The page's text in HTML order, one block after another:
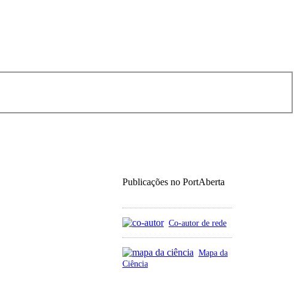
Publicações no PortAberta
Co-autor de rede
Mapa da
Ciência